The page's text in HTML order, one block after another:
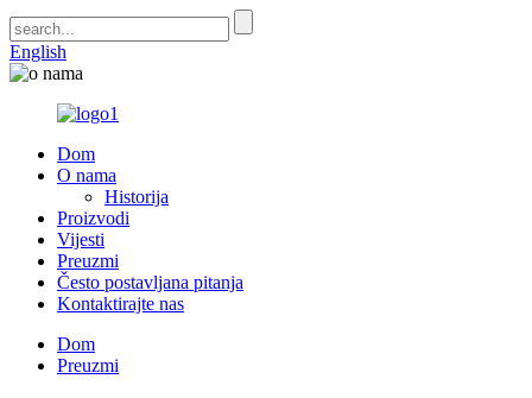
English
Dom
O nama
Historija
Proizvodi
Vijesti
Preuzmi
Često postavljana pitanja
Kontaktirajte nas
Dom
Preuzmi